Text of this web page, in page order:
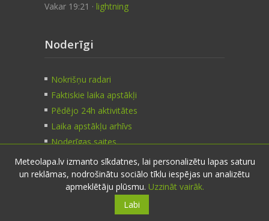
Vakar 19:21 · lightning
Noderīgi
Nokrišņu radari
Faktiskie laika apstākļi
Pēdējo 24h aktivitātes
Laika apstākļu arhīvs
Noderīgas saites
Kontakti
nosūti ziņu
Meteolapa.lv izmanto sīkdatnes, lai personalizētu lapas saturu
un reklāmas, nodrošinātu sociālo tīklu iespējas un analizētu
apmeklētāju plūsmu. Uzzināt vairāk.
Labi